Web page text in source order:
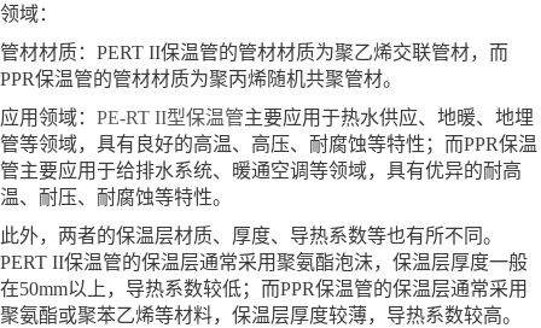
领域：
管材材质：PERT II保温管的管材材质为聚乙烯交联管材，而
PPR保温管的管材材质为聚丙烯随机共聚管材。
应用领域： PE-RT II型保温管主要应用于热水供应、地暖、地埋
管等领域，具有良好的高温、高压、耐腐蚀等特性；而PPR保温
管主要应用于给排水系统、暖通空调等领域，具有优异的耐高
温、耐压、耐腐蚀等特性。
此外，两者的保温层材质、厚度、导热系数等也有所不同。
PERT II保温管的保温层通常采用聚氨酯泡沫，保温层厚度一般
在50mm以上，导热系数较低；而PPR保温管的保温层通常采用
聚氨酯或聚苯乙烯等材料，保温层厚度较薄，导热系数较高。